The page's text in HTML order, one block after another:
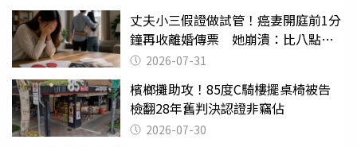
丈夫小三假證做試管！癌妻開庭前1分
鐘再收離婚傳票 她崩潰：比八點檔
還扯2026-07-31
檳榔攤助攻！85度C騎樓擺桌椅被告
檢翻28年舊判決認證非竊佔
2026-07-30